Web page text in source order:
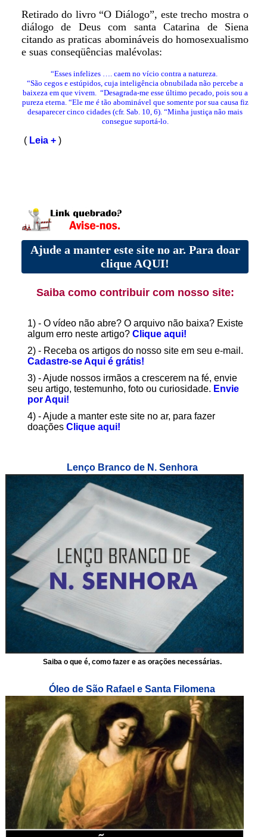
Retirado do livro “O Diálogo”, este trecho mostra o
diálogo de Deus com santa Catarina de Siena
citando as praticas abomináveis do homosexualismo
e suas conseqüências malévolas:
“Esses infelizes …. caem no vício contra a natureza.
“São cegos e estúpidos, cuja inteligência obnubilada não percebe a
baixeza em que vivem. “Desagrada-me esse último pecado, pois sou a
pureza eterna. “Ele me é tão abominável que somente por sua causa fiz
desaparecer cinco cidades (cfr. Sab. 10, 6). “Minha justiça não mais
consegue suportá-lo.
( Leia + )
Ajude a manter este site no ar. Para doar
clique AQUI!
Saiba como contribuir com nosso site:
1) - O vídeo não abre? O arquivo não baixa? Existe
algum erro neste artigo? Clique aqui!
2) - Receba os artigos do nosso site em seu e-mail.
Cadastre-se Aqui é grátis!
3) - Ajude nossos irmãos a crescerem na fé, envie
seu artigo, testemunho, foto ou curiosidade. Envie
por Aqui!
4) - Ajude a manter este site no ar, para fazer
doações Clique aqui!
Lenço Branco de N. Senhora
Saiba o que é, como fazer e as orações necessárias.
Óleo de São Rafael e Santa Filomena